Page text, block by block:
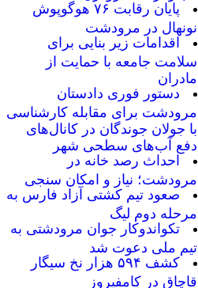
پایان رقابت‌ ۷۶ هوگوپوش
نونهال در مرودشت
اقدامات زیر بنایی برای
سلامت جامعه با حمایت از
مادران
دستور فوری دادستان
مرودشت برای مقابله کارشناسی
با جولان جوندگان در کانال‌های
دفع آب‌های سطحی شهر
احداث رصد خانه در
مرودشت؛ نیاز و امکان سنجی
صعود تیم کشتی آزاد فارس به
مرحله دوم لیگ
تکواندوکار جوان مرودشتی به
تیم ملی دعوت شد
کشف ۵۹۴ هزار نخ سیگار
قاچاق در کامفیروز